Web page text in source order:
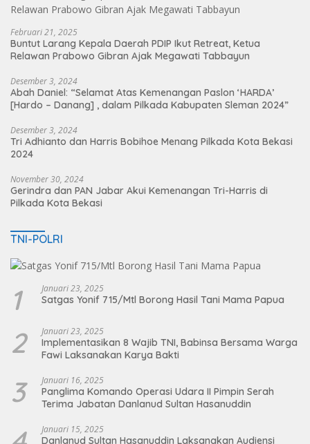
Februari 21, 2025
Buntut Larang Kepala Daerah PDIP Ikut Retreat, Ketua
Relawan Prabowo Gibran Ajak Megawati Tabbayun
Desember 3, 2024
Abah Daniel: “Selamat Atas Kemenangan Paslon ‘HARDA’
[Hardo – Danang] , dalam Pilkada Kabupaten Sleman 2024”
Desember 3, 2024
Tri Adhianto dan Harris Bobihoe Menang Pilkada Kota Bekasi
2024
November 30, 2024
Gerindra dan PAN Jabar Akui Kemenangan Tri-Harris di
Pilkada Kota Bekasi
TNI-POLRI
1 Januari 23, 2025
Satgas Yonif 715/Mtl Borong Hasil Tani Mama Papua
2 Januari 23, 2025
Implementasikan 8 Wajib TNI, Babinsa Bersama Warga
Fawi Laksanakan Karya Bakti
3 Januari 16, 2025
Panglima Komando Operasi Udara II Pimpin Serah
Terima Jabatan Danlanud Sultan Hasanuddin
Januari 15, 2025
Danlanud Sultan Hasanuddin Laksanakan Audiensi